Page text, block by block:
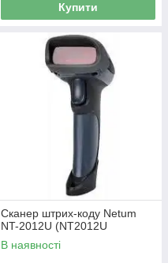
Купити
Сканер штрих-коду Netum
NT-2012U (NT2012U
В наявності